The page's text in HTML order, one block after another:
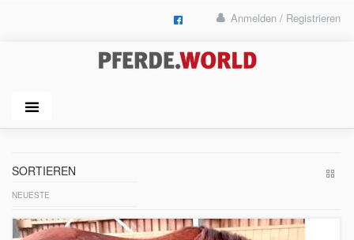
Anmelden / Registrieren
SORTIEREN
NEUESTE